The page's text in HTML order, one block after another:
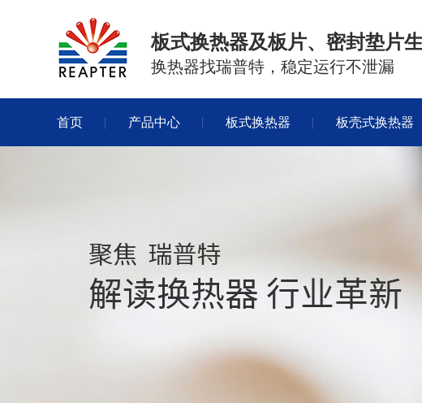
板式换热器及板片、密封垫片
换热器找瑞普特，稳定运行不泄漏
首页 产品中心 板式换热器 板壳式换热器